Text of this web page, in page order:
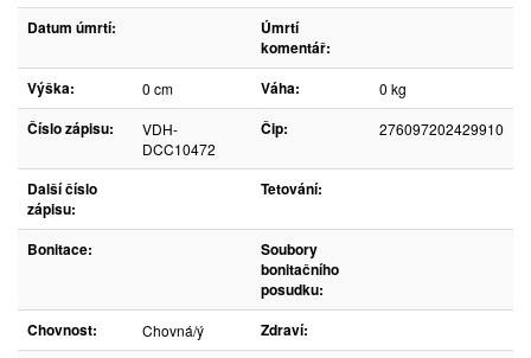
Datum úmrtí:
Úmrtí
komentář:
Výška:
0 cm Váha: 0 kg
Číslo zápisu:
VDH-
DCC10472
Čip: 276097202429910
Další číslo
zápisu:
Tetování:
Bonitace:
Soubory
bonitačního
posudku:
Chovnost:
Chovná/ý
Zdraví: